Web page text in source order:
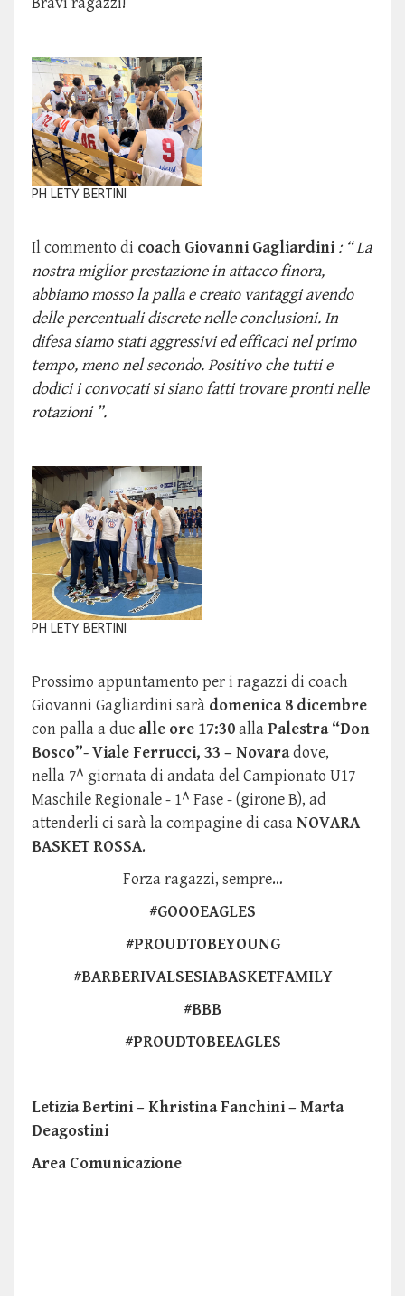
PH LETY BERTINI
Il commento di coach Giovanni Gagliardini : “ La
nostra miglior prestazione in attacco finora,
abbiamo mosso la palla e creato vantaggi avendo
delle percentuali discrete nelle conclusioni. In
difesa siamo stati aggressivi ed efficaci nel primo
tempo, meno nel secondo. Positivo che tutti e
dodici i convocati si siano fatti trovare pronti nelle
rotazioni ”.
PH LETY BERTINI
Prossimo appuntamento per i ragazzi di coach
Giovanni Gagliardini sarà domenica 8 dicembre
con palla a due alle ore 17:30allaPalestra “Don
Bosco”- Viale Ferrucci, 33 – Novaradove,
nella 7^ giornata di andata del Campionato U17
Maschile Regionale - 1^ Fase - (girone B), ad
attenderli ci sarà la compagine di casaNOVARA
BASKET ROSSA.
Forza ragazzi, sempre…
#GOOOEAGLES
#PROUDTOBEYOUNG
#BARBERIVALSESIABASKETFAMILY
#BBB
#PROUDTOBEEAGLES
Letizia Bertini – Khristina Fanchini – Marta
Deagostini
Area Comunicazione